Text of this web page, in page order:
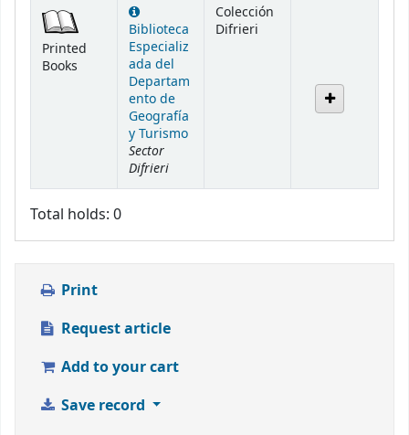
Printed
Books
Biblioteca
Especializ
ada del
Departam
ento de
Geografía
y Turismo
Sector
Difrieri
Colección
Difrieri
Total holds: 0
Print
Request article
Add to your cart
Save record